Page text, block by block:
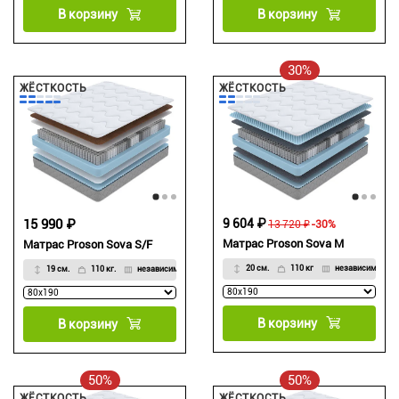
В корзину В корзину
ЖЁСТКОСТЬ
Матрас Proson Sova S/F
19 см. 110 кг. независимый
15 990 ₽
В корзину
30%
ЖЁСТКОСТЬ
Матрас Proson Sova M
20 см. 110 кг независимый
13 720 ₽
9 604 ₽ -30%
В корзину
50% 50%